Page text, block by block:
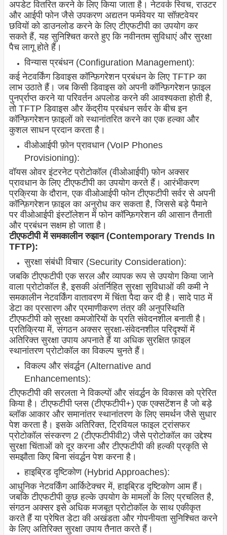
अपडेट वितरित करने के लिए किया जाता है। नेटवर्क स्विच, राउटर
और आईपी फोन जैसे उपकरण अद्यतन फर्मवेयर या सॉफ़्टवेयर
छवियों को डाउनलोड करने के लिए टीएफटीपी का उपयोग कर
सकते हैं, यह सुनिश्चित करते हुए कि नवीनतम सुविधाएं और सुरक्षा
पैच लागू होते हैं।
विन्यास प्रबंधन (Configuration Management):
कई नेटवर्किंग डिवाइस कॉन्फ़िगरेशन प्रबंधन के लिए TFTP का
लाभ उठाते हैं। जब किसी डिवाइस को अपनी कॉन्फ़िगरेशन फ़ाइल
पुनर्प्राप्त करने या परिवर्तन अपलोड करने की आवश्यकता होती है,
तो TFTP डिवाइस और केंद्रीय प्रबंधन सर्वर के बीच इन
कॉन्फ़िगरेशन फ़ाइलों को स्थानांतरित करने का एक हल्का और
कुशल साधन प्रदान करता है।
वीओआईपी फ़ोन प्रावधान (VoIP Phones
Provisioning):
वॉयस ओवर इंटरनेट प्रोटोकॉल (वीओआईपी) फोन अक्सर
प्रावधान के लिए टीएफटीपी का उपयोग करते हैं। आरंभीकरण
प्रक्रिया के दौरान, एक वीओआईपी फोन टीएफटीपी सर्वर से अपनी
कॉन्फ़िगरेशन फ़ाइल का अनुरोध कर सकता है, जिससे बड़े पैमाने
पर वीओआईपी इंस्टॉलेशन में फोन कॉन्फ़िगरेशन की आसान तैनाती
और प्रबंधन सक्षम हो जाता है।
टीएफटीपी में समकालीन रुझान (Contemporary Trends In
TFTP):
सुरक्षा संबंधी विचार (Security Consideration):
जबकि टीएफटीपी एक सरल और व्यापक रूप से उपयोग किया जाने
वाला प्रोटोकॉल है, इसकी अंतर्निहित सुरक्षा सुविधाओं की कमी ने
समकालीन नेटवर्किंग वातावरण में चिंता पैदा कर दी है। सादे पाठ में
डेटा का प्रसारण और प्रमाणीकरण तंत्र की अनुपस्थिति
टीएफटीपी को सुरक्षा कमजोरियों के प्रति संवेदनशील बनाती है।
प्रतिक्रिया में, संगठन अक्सर सुरक्षा-संवेदनशील परिदृश्यों में
अतिरिक्त सुरक्षा उपाय अपनाते हैं या अधिक सुरक्षित फ़ाइल
स्थानांतरण प्रोटोकॉल का विकल्प चुनते हैं।
विकल्प और संवर्द्धन (Alternative and
Enhancements):
टीएफटीपी की सरलता ने विकल्पों और संवर्द्धन के विकास को प्रेरित
किया है। टीएफटीपी प्लस (टीएफटीपी+) एक एक्सटेंशन है जो बड़े
ब्लॉक आकार और समानांतर स्थानांतरण के लिए समर्थन जैसे सुधार
पेश करता है। इसके अतिरिक्त, ट्रिवियल फाइल ट्रांसफर
प्रोटोकॉल संस्करण 2 (टीएफटीपीवी2) जैसे प्रोटोकॉल का उद्देश्य
सुरक्षा चिंताओं को दूर करना और टीएफटीपी की हल्की प्रकृति से
समझौता किए बिना संवर्द्धन पेश करना है।
हाइब्रिड दृष्टिकोण (Hybrid Approaches):
आधुनिक नेटवर्किंग आर्किटेक्चर में, हाइब्रिड दृष्टिकोण आम हैं।
जबकि टीएफटीपी कुछ हल्के उपयोग के मामलों के लिए प्रचलित है,
संगठन अक्सर इसे अधिक मजबूत प्रोटोकॉल के साथ एकीकृत
करते हैं या प्रेषित डेटा की अखंडता और गोपनीयता सुनिश्चित करने
के लिए अतिरिक्त सुरक्षा उपाय तैनात करते हैं।